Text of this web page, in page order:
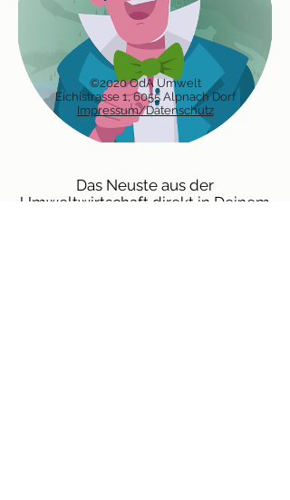
©2020 OdA Umwelt
Eichistrasse 1, 6055 Alpnach Dorf
Impressum/Datenschutz
Das Neuste aus der
Umweltwirtschaft direkt in Deinem